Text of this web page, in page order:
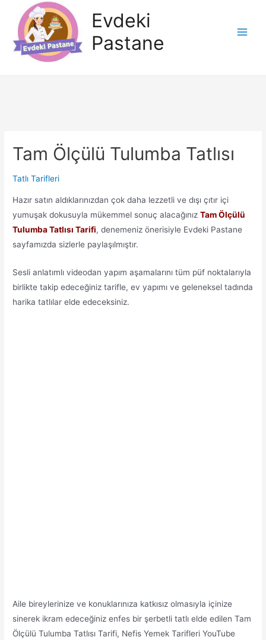
Evdeki
Pastane
Tam Ölçülü Tulumba Tatlısı
Tatlı Tarifleri
Hazır satın aldıklarınızdan çok daha lezzetli ve dışı çıtır içi
yumuşak dokusuyla mükemmel sonuç alacağınızTam Ölçülü
Tulumba Tatlısı Tarifi, denemeniz önerisiyle Evdeki Pastane
sayfamızda sizlerle paylaşılmıştır.
Sesli anlatımlı videodan yapım aşamalarını tüm püf noktalarıyla
birlikte takip edeceğiniz tarifle, ev yapımı ve geleneksel tadında
harika tatlılar elde edeceksiniz.
Aile bireylerinize ve konuklarınıza katkısız olmasıyla içinize
sinerek ikram edeceğiniz enfes bir şerbetli tatlı elde edilen Tam
Ölçülü Tulumba Tatlısı Tarifi, Nefis Yemek Tarifleri YouTube